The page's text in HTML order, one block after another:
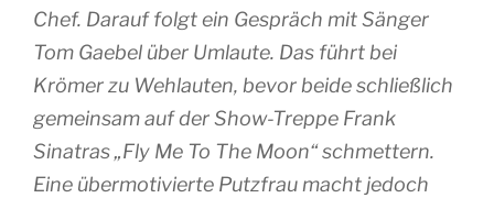
Chef. Darauf folgt ein Gespräch mit Sänger
Tom Gaebel über Umlaute. Das führt bei
Krömer zu Wehlauten, bevor beide schließlich
gemeinsam auf der Show-Treppe Frank
Sinatras „Fly Me To The Moon“ schmettern.
Eine übermotivierte Putzfrau macht jedoch